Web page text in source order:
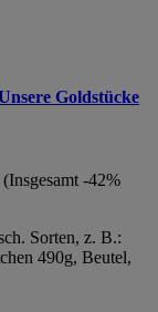
Goldstücke
-42%
Sorten, z. B.:
490g, Beutel,